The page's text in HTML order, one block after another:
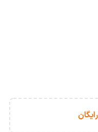
رایگان